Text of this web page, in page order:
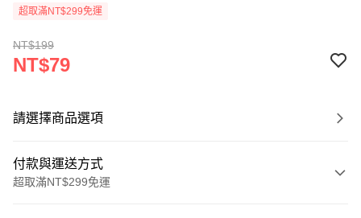
超取滿NT$299免運
NT$199
NT$79
請選擇商品選項
付款與運送方式
超取滿NT$299免運